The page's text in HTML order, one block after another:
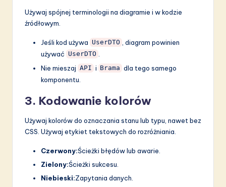
Używaj spójnej terminologii na diagramie i w kodzie
źródłowym.
Jeśli kod używa UserDTO
, diagram powinien
używać UserDTO
Nie mieszaj API i Brama dla tego samego
komponentu.
3. Kodowanie kolorów
Używaj kolorów do oznaczania stanu lub typu, nawet bez
CSS. Używaj etykiet tekstowych do rozróżniania.
Czerwony:Ścieżki błędów lub awarie.
Zielony:Ścieżki sukcesu.
Niebieski:Zapytania danych.